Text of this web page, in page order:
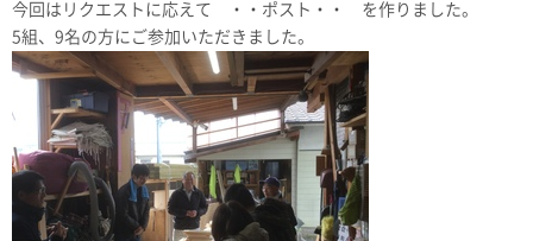
今回はリクエストに応えて ・・ポスト・・ を作りました。
5組、9名の方にご参加いただきました。